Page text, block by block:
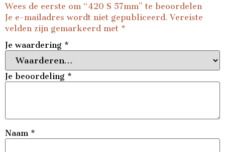
Wees de eerste om “420 S 57mm” te beoordelen
Je e-mailadres wordt niet gepubliceerd. Vereiste
velden zijn gemarkeerd met *
Je waardering *
Je beoordeling *
Naam *